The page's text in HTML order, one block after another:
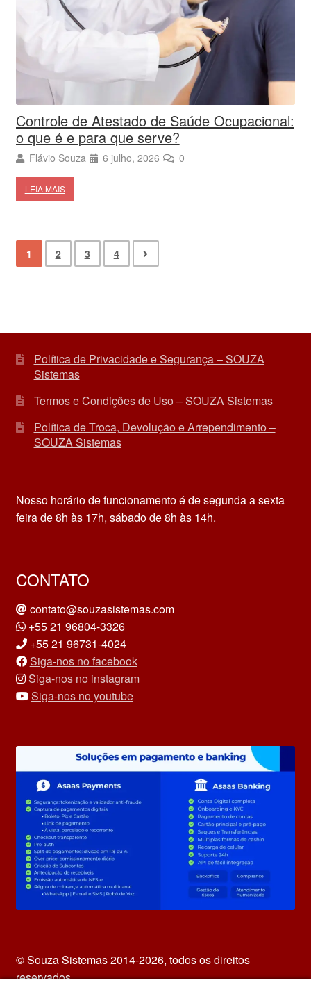
Controle de Atestado de Saúde Ocupacional:
o que é e para que serve?
Flávio Souza 6 julho, 2026 0
LEIA MAIS
1 2 3 4
Política de Privacidade e Segurança – SOUZA
Sistemas
Termos e Condições de Uso – SOUZA Sistemas
Política de Troca, Devolução e Arrependimento –
SOUZA Sistemas
Nosso horário de funcionamento é de segunda a sexta
feira de 8h às 17h, sábado de 8h às 14h.
CONTATO
contato@souzasistemas.com
+55 21 96804-3326
+55 21 96731-4024
Siga-nos no facebook
Siga-nos no instagram
Siga-nos no youtube
© Souza Sistemas 2014-2026, todos os direitos
reservados.